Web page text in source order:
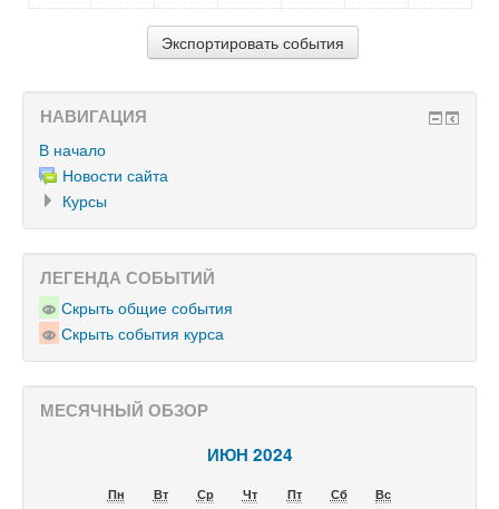
НАВИГАЦИЯ
В начало
Новости сайта
Курсы
ЛЕГЕНДА СОБЫТИЙ
Скрыть общие события
Скрыть события курса
МЕСЯЧНЫЙ ОБЗОР
ИЮН 2024
Пн Вт Ср Чт Пт Сб
Вс